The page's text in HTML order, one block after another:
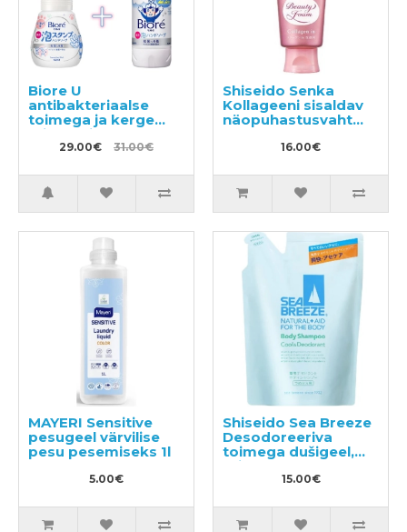
Biore U
antibakteriaalse
toimega ja kerge
tsitruselise lõhnaga
vedel käteseep-vaht
430ml
29.00€ 31.00€
Shiseido Senka
Kollageeni sisaldav
näopuhastusvaht
16.00€
MAYERI Sensitive
pesugeel värvilise
pesu pesemiseks 1l
5.00€
Shiseido Sea Breeze
Desodoreeriva
toimega dušigeel,
täide 400ml
15.00€